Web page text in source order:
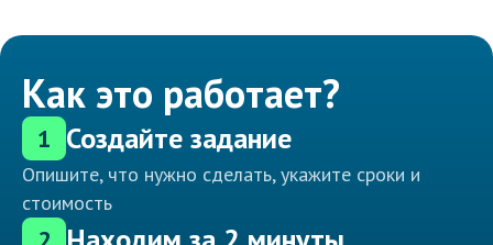
Как это работает?
1 Создайте задание
Опишите, что нужно сделать, укажите сроки и
стоимость